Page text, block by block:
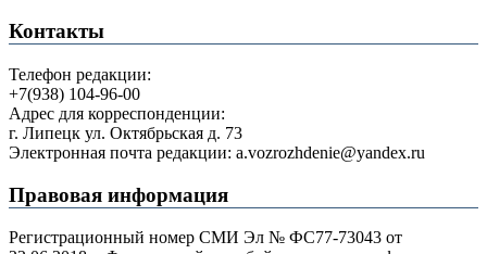
Контакты
Телефон редакции:
+7(938) 104-96-00
Адрес для корреспонденции:
г. Липецк ул. Октябрьская д. 73
Электронная почта редакции: a.vozrozhdenie@yandex.ru
Правовая информация
Регистрационный номер СМИ Эл № ФС77-73043 от